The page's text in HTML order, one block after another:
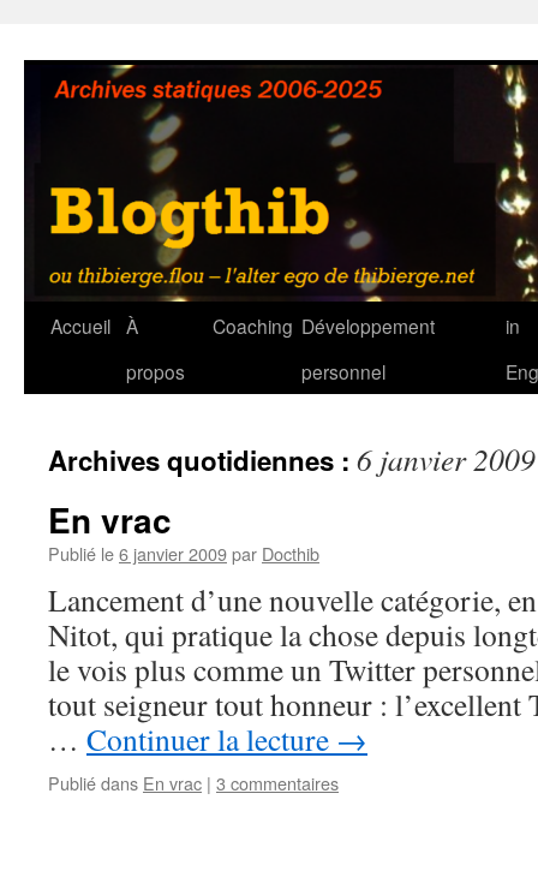
contenu
Accueil À
propos
Coaching Développement
personnel
in
Archives quotidiennes : 6 janvier 2009
En vrac
Publié le6 janvier 2009par Docthib
Lancement d’une nouvelle catégorie,
Nitot, qui pratique la chose depuis
le vois plus comme un Twitter
tout seigneur tout honneur :
… Continuer la lecture →
Publié dans En vrac | 3 commentaires